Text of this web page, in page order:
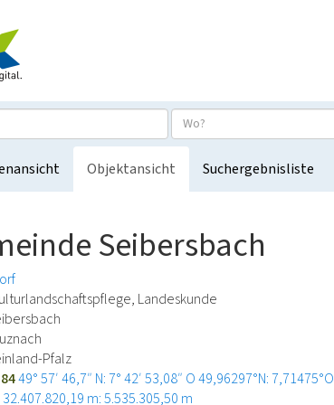
Objektansicht Suchergebnisliste
Seibersbach
Landeskunde
Pfalz
49° 57′ 46,7″ N: 7° 42′ 53,08″ O49,96297°N: 7,71475°O
32.407.820,19 m: 5.535.305,50 m